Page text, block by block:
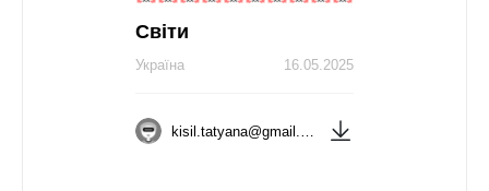
Світи
16.05.2025
Україна
kisil.tatyana@gmail.com